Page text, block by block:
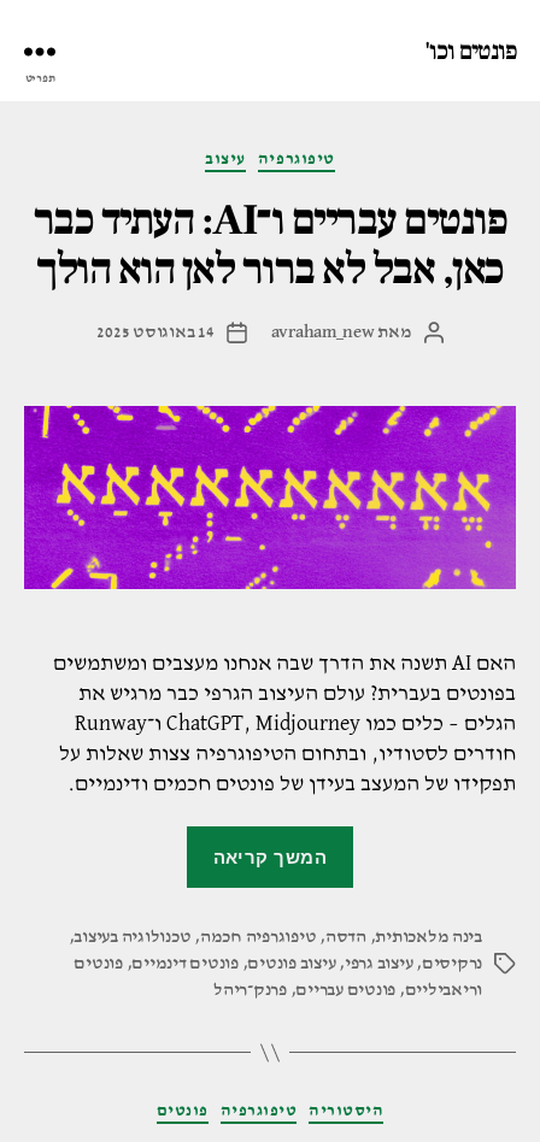
פונטים וכו'
תפריט
קטגוריותטיפוגרפיה עיצוב
פונטים עבריים ו־AI: העתיד כבר
כאן, אבל לא ברור לאן הוא הולך
המחבר
מאתavraham_new
תאריך
14 באוגוסט 2025
האם AI תשנה את הדרך שבה אנחנו מעצבים ומשתמשים
בפונטים בעברית? עולם העיצוב הגרפי כבר מרגיש את
הגלים – כלים כמו ChatGPT, Midjourney ו־Runway
חודרים לסטודיו, ובתחום הטיפוגרפיה צצות שאלות על
תפקידו של המעצב בעידן של פונטים חכמים ודינמיים.
המשך קריאה
העתיד
כבר
ברור
תגיות
בינה מלאכותית, הדסה, טיפוגרפיה חכמה, טכנולוגיה בעיצוב,
נרקיסים,עיצוב גרפי,עיצוב פונטים,פונטים דינמיים,פונטים
וריאביליים, פונטים עבריים,פרנק־ריהל
קטגוריות היסטוריה טיפוגרפיה פונטים